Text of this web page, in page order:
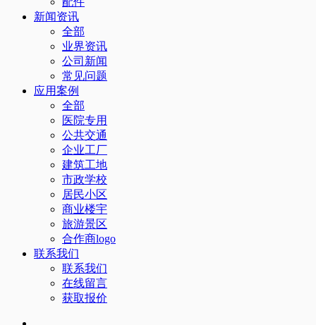
新闻资讯
全部
业界资讯
公司新闻
常见问题
应用案例
全部
医院专用
公共交通
企业工厂
建筑工地
市政学校
居民小区
商业楼宇
旅游景区
合作商logo
联系我们
联系我们
在线留言
获取报价